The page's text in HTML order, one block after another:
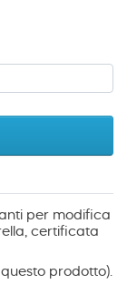
per modifica
certificata
prodotto).